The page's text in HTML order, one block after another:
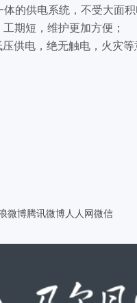
的供电系统，不受大面
期短，维护更加方便；
供电，绝无触电，火灾
微博腾讯微博人人网微信